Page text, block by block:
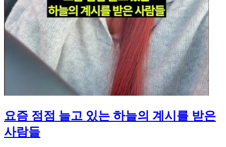
요즘 점점 늘고 있는 하늘의 계시를 받은
사람들